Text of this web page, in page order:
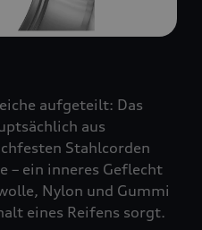
aufgeteilt: Das
aus
Stahlcorden
– ein inneres Geflecht
Nylon und Gummi
eines Reifens sorgt.